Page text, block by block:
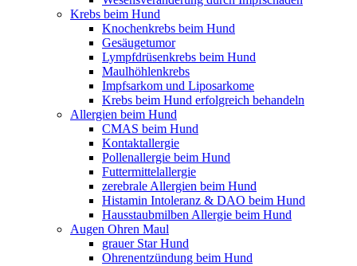
Krebs beim Hund
Knochenkrebs beim Hund
Gesäugetumor
Lympfdrüsenkrebs beim Hund
Maulhöhlenkrebs
Impfsarkom und Liposarkome
Krebs beim Hund erfolgreich behandeln
Allergien beim Hund
CMAS beim Hund
Kontaktallergie
Pollenallergie beim Hund
Futtermittelallergie
zerebrale Allergien beim Hund
Histamin Intoleranz & DAO beim Hund
Hausstaubmilben Allergie beim Hund
Augen Ohren Maul
grauer Star Hund
Ohrenentzündung beim Hund